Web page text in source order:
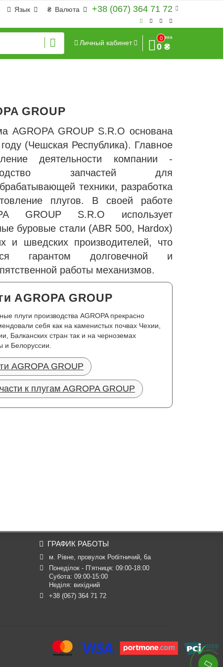
+38 (067) 364 71 72
₴ Валюта
Язык
Личный кабинет
0
Сумма
0 ₴
GROUP
AGROPA GROUP S.R.O основана
(Чешская Республика). Главное
деятельности компании -
запчастей для
техники, разработка
плугов. В своей работе
GROUP S.R.O использует
буровые стали (ABR 500, Hardox)
и шведских производителей, что
гарантом долговечной и
работы механизмов.
AGROPA GROUP
плуги производства AGROPA прекрасно
себя как на каменистых почвах Чехии,
Балканских стран так и на черноземах
и Белоруссии.
AGROPA GROUP
к плугам AGROPA GROUP
ГРАФИК РАБОТЫ
м. Рівне, провулок Робітничий, 6а
Понеділок - П’ятниця: 09:00-18:00
Субота: 09:00-15:00
Неділя: вихідний
+38 (067) 364 71 72